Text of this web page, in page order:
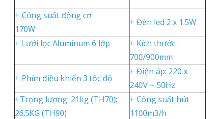
+ Công suất động cơ
170W
+ Đèn led 2 x 1.5W
+ Lưới lọc Aluminum 6 lớp
+ Kích thước :
700/900mm
+ Phím điều khiển 3 tốc độ
+ Điện áp: 220 x
240V ~ 50Hz
+Trọng lượng: 21kg (TH70);
26.5KG (TH90)
+ Công suất hút
1100m3/h